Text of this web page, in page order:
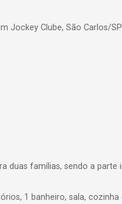
Jockey Clube, São Carlos/SP
duas famílias, sendo a
1 banheiro, sala, cozinha